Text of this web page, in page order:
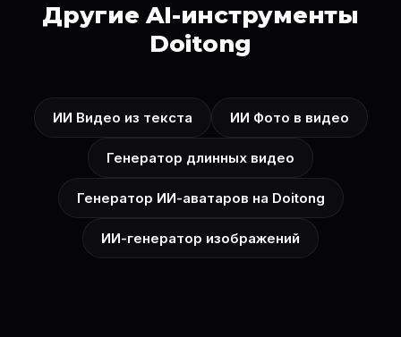
Другие AI-инструменты
Doitong
ИИ Видео из текста ИИ Фото в видео
Генератор длинных видео
Генератор ИИ-аватаров на Doitong
ИИ-генератор изображений